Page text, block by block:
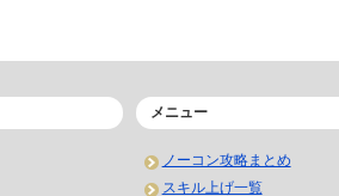
メニュー
ノーコン攻略まとめ
スキル上げ一覧